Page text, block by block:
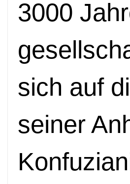
3000
sich auf
seiner